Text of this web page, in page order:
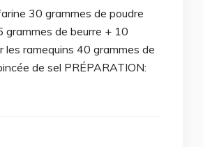
30 grammes de poudre
grammes de beurre + 10
les ramequins 40 grammes de
de sel PRÉPARATION: